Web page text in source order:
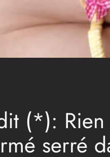
(*): Rien
serré